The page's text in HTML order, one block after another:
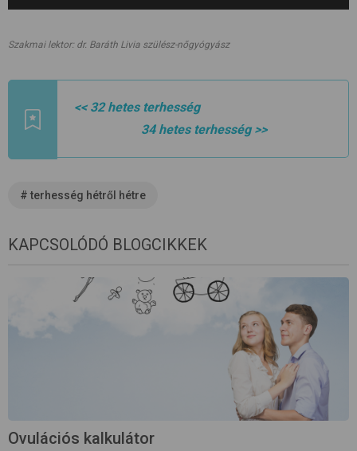
Szakmai lektor: dr. Baráth Livia szülész-nőgyógyász
<< 32 hetes terhesség
34 hetes terhesség>>
# terhesség hétről hétre
KAPCSOLÓDÓ BLOGCIKKEK
Ovulációs kalkulátor